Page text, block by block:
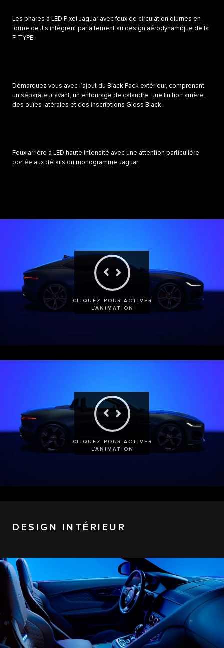
Les phares à LED Pixel Jaguar avec feux de circulation diurnes en
forme de J s’intègrent parfaitement au design aérodynamique de la
F-TYPE.
Démarquez-vous avec l’ajout du Black Pack extérieur, comprenant
un séparateur avant, un entourage de calandre, une finition arrière,
des ouïes latérales et des inscriptions Gloss Black.
Feux arrière à LED haute intensité avec une attention particulière
portée aux détails du monogramme Jaguar.
CLIQUEZ POUR ACTIVER
L’ANIMATION
CLIQUEZ POUR ACTIVER
L’ANIMATION
DESIGN INTÉRIEUR